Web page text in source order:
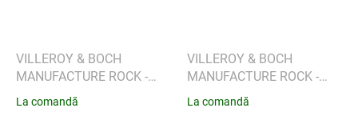
VILLEROY & BOCH
MANUFACTURE ROCK -
FARFURIE DE CAFEA
La comandă
VILLEROY & BOCH
MANUFACTURE ROCK -
FARFURIE ESPRESSO
La comandă